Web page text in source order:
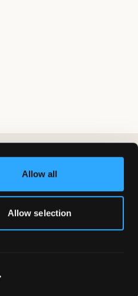
Allow all
Allow selection